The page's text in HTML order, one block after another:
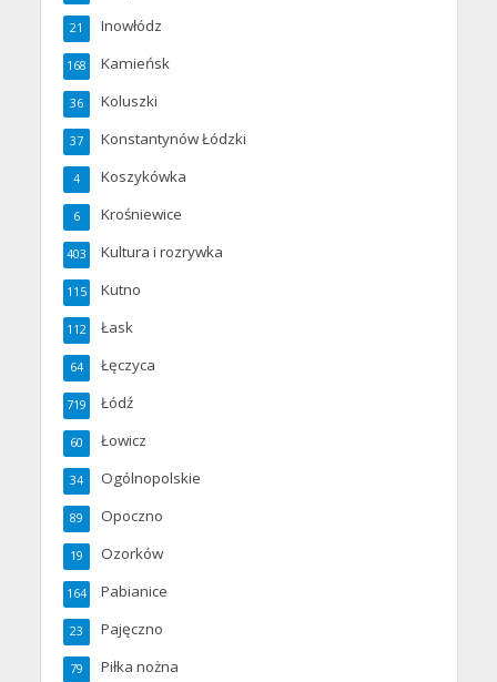
Inowłódz
21
Kamieńsk
168
Koluszki
36
Konstantynów Łódzki
37
Koszykówka
4
Krośniewice
6
Kultura i rozrywka
403
Kutno
115
Łask
112
Łęczyca
64
Łódź
719
Łowicz
60
Ogólnopolskie
34
Opoczno
89
Ozorków
19
Pabianice
164
Pajęczno
23
Piłka nożna
79